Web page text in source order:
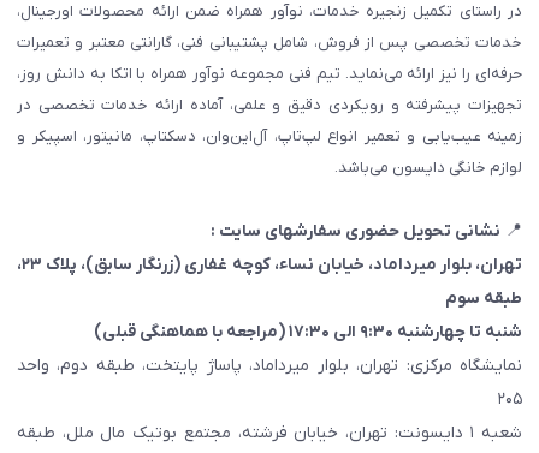
در راستای تکمیل زنجیره خدمات، نوآور همراه ضمن ارائه محصولات اورجینال،
خدمات تخصصی پس از فروش، شامل پشتیبانی فنی، گارانتی معتبر و تعمیرات
حرفه‌ای را نیز ارائه می‌نماید. تیم فنی مجموعه نوآور همراه با اتکا به دانش روز،
تجهیزات پیشرفته و رویکردی دقیق و علمی، آماده ارائه خدمات تخصصی در
زمینه عیب‌یابی و تعمیر انواع لپ‌تاپ، آل‌این‌وان، دسکتاپ، مانیتور، اسپیکر و
لوازم خانگی دایسون می‌باشد.
📍 نشانی تحویل حضوری سفارشهای سایت :
تهران، بلوار میرداماد، خیابان نساء، کوچه غفاری (زرنگار سابق)
، پلاک ۲۳،
طبقه سوم
شنبه تا چهارشنبه ۹:۳۰ الی ۱۷:۳۰ (مراجعه با هماهنگی قبلی)
نمایشگاه مرکزی: تهران، بلوار میرداماد، پاساژ پایتخت، طبقه دوم، واحد
۲۰۵
شعبه ۱ دایسونت: تهران، خیابان فرشته، مجتمع بوتیک مال ملل، طبقه